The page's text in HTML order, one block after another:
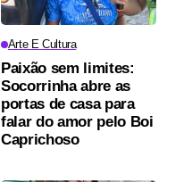
Arte E Cultura
Paixão sem limites:
Socorrinha abre as
portas de casa para
falar do amor pelo Boi
Caprichoso